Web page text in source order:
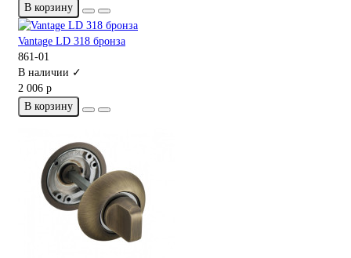
В корзину
Vantage LD 318 бронза
861-01
В наличии ✓
2 006 р
В корзину